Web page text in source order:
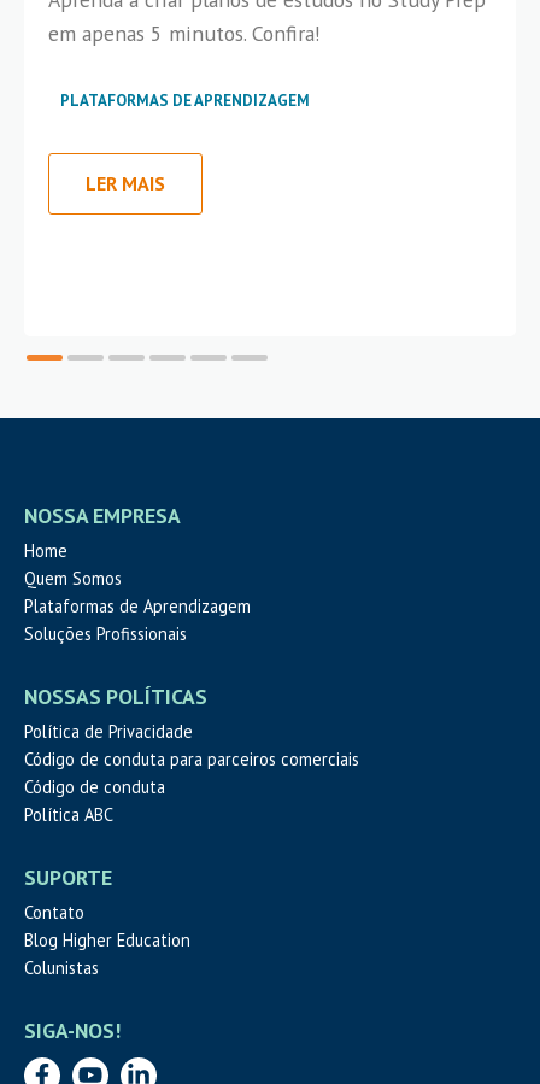
em apenas 5 minutos. Confira!
PLATAFORMAS DE APRENDIZAGEM
LER MAIS
NOSSA EMPRESA
Home
Quem Somos
Plataformas de Aprendizagem
Soluções Profissionais
NOSSAS POLÍTICAS
Política de Privacidade
Código de conduta para parceiros comerciais
Código de conduta
Política ABC
SUPORTE
Contato
Blog Higher Education
Colunistas
SIGA-NOS!